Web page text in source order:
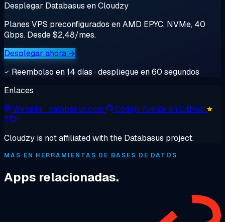
Desplegar Databasus en Cloudzy
Planes VPS preconfigurados en AMD EPYC, NVMe, 40
Gbps. Desde $2,48/mes.
Desplegar ahora →
Reembolso en 14 días · despliegue en 60 segundos
Enlaces
Website· databasus.com
Código fuente en GitHub
7.5k
Cloudzy is not affiliated with the Databasus project.
MÁS EN HERRAMIENTAS DE BASES DE DATOS
Apps relacionadas.